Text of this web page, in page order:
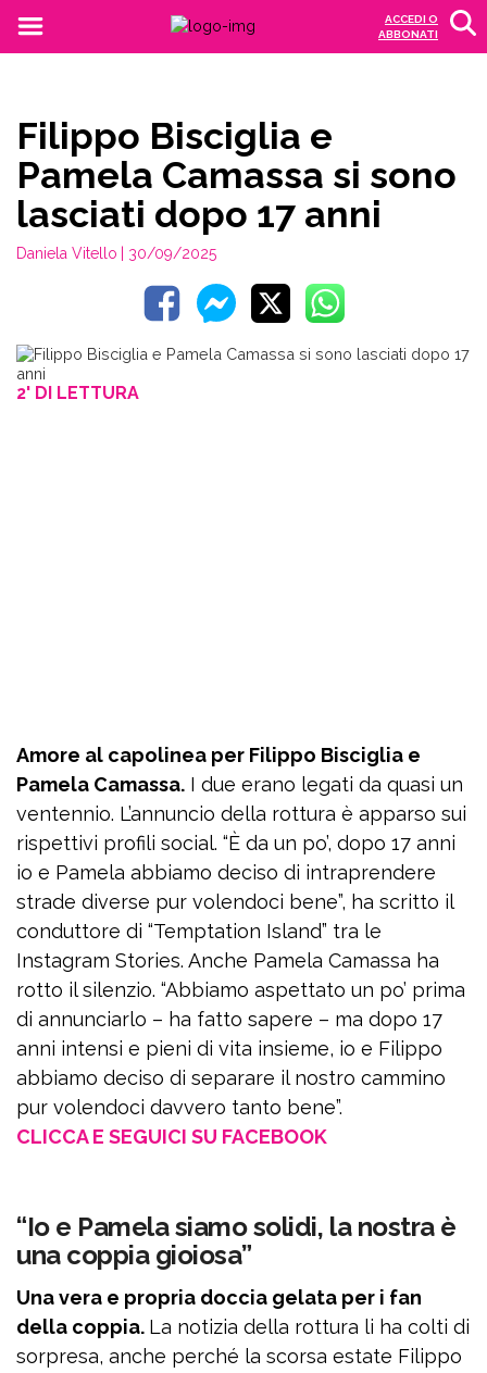
ACCEDI O
ABBONATI
Filippo Bisciglia e
Pamela Camassa si sono
lasciati dopo 17 anni
Daniela Vitello | 30/09/2025
2' DI LETTURA
Amore al capolinea per Filippo Bisciglia e
Pamela Camassa. I due erano legati da quasi un
ventennio. L’annuncio della rottura è apparso sui
rispettivi profili social. “È da un po’, dopo 17 anni
io e Pamela abbiamo deciso di intraprendere
strade diverse pur volendoci bene”, ha scritto il
conduttore di “Temptation Island” tra le
Instagram Stories. Anche Pamela Camassa ha
rotto il silenzio. “Abbiamo aspettato un po’ prima
di annunciarlo – ha fatto sapere – ma dopo 17
anni intensi e pieni di vita insieme, io e Filippo
abbiamo deciso di separare il nostro cammino
pur volendoci davvero tanto bene”.
CLICCA E SEGUICI SU FACEBOOK
“Io e Pamela siamo solidi, la nostra è
una coppia gioiosa”
Una vera e propria doccia gelata per i fan
della coppia. La notizia della rottura li ha colti di
sorpresa, anche perché la scorsa estate Filippo